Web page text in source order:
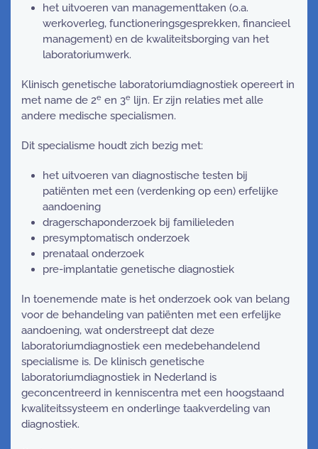
het uitvoeren van managementtaken (o.a.
werkoverleg, functioneringsgesprekken, financieel
management) en de kwaliteitsborging van het
laboratoriumwerk.
Klinisch genetische laboratoriumdiagnostiek opereert in
met name de 2e en 3e lijn. Er zijn relaties met alle
andere medische specialismen.
Dit specialisme houdt zich bezig met:
het uitvoeren van diagnostische testen bij
patiënten met een (verdenking op een) erfelijke
aandoening
dragerschaponderzoek bij familieleden
presymptomatisch onderzoek
prenataal onderzoek
pre-implantatie genetische diagnostiek
In toenemende mate is het onderzoek ook van belang
voor de behandeling van patiënten met een erfelijke
aandoening, wat onderstreept dat deze
laboratoriumdiagnostiek een medebehandelend
specialisme is. De klinisch genetische
laboratoriumdiagnostiek in Nederland is
geconcentreerd in kenniscentra met een hoogstaand
kwaliteitssysteem en onderlinge taakverdeling van
diagnostiek.